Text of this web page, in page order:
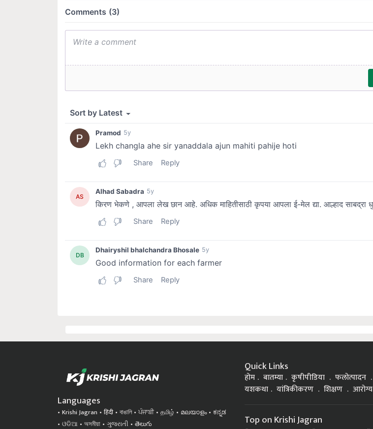
Languages
Krishi Jagran हिंदी বাঙালি ਪੰਜਾਬੀ தமிழ் മലയാളം
ಕನ್ನಡ
ଓଡିଆ
অসমীয়া ગુજરાતી తెలుగు
Quick Links
होम बातम्या कृषीपीडिया फलोत्पादन
यशकथा
यांत्रिकीकरण शिक्षण आरोग्य
Top on Krishi Jagran
Government Schemes